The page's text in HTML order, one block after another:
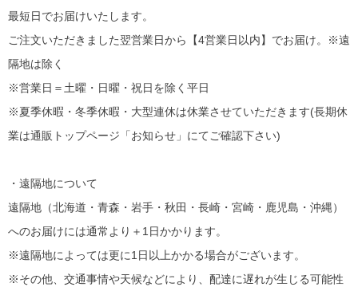
最短日でお届けいたします。
ご注文いただきました翌営業日から【4営業日以内】でお届け。※遠
隔地は除く
※営業日＝土曜・日曜・祝日を除く平日
※夏季休暇・冬季休暇・大型連休は休業させていただきます(長期休
業は通販トップページ「お知らせ」にてご確認下さい)
・遠隔地について
遠隔地（北海道・青森・岩手・秋田・長崎・宮崎・鹿児島・沖縄）
へのお届けには通常より＋1日かかります。
※遠隔地によっては更に1日以上かかる場合がございます。
※その他、交通事情や天候などにより、配達に遅れが生じる可能性